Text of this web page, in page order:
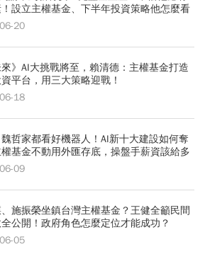
設立主權基金、下半年投資策略他怎麼看
20
》AI大挑戰將至，賴清德：主權基金打造
平台，用三大策略迎戰！
18
哲家都看好機器人！AI新十大建設如何奪
基金不動用外匯存底，操盤手薪資該給多
09
施振榮坐鎮台灣主權基金？王健全籲民間
公開！政府角色怎麼定位才能成功？
05